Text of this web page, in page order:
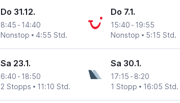
Do 31.12.
8:45 - 14:40
Nonstop
4:55 Std.
Do 7.1.
15:40 - 19:55
Nonstop
5:15 Std.
Sa 23.1.
6:40 - 18:50
2 Stopps
11:10 Std.
Sa 30.1.
17:15 - 8:20
1 Stopp
16:05 Std.